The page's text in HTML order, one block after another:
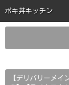
ポキ丼キッチン
【デリバリーメ